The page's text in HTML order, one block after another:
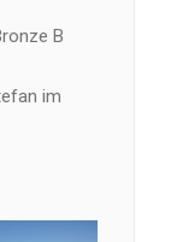
B
im